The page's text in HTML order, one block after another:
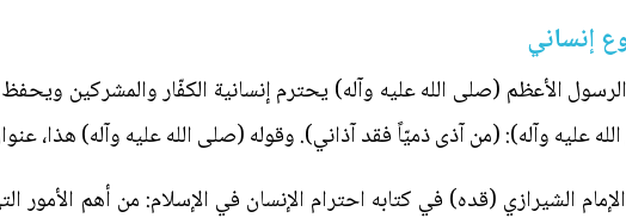
إنساني
الأعظم (صلى الله عليه وآله) يحترم إنسانية الكفّار والمشركين
عليه وآله): (من آذى ذميّاً فقد آذاني). وقوله (صلى الله عليه وآله) هذا،
الشيرازي (قده) في كتابه احترام الإنسان في الإسلام: من أهم الأمور